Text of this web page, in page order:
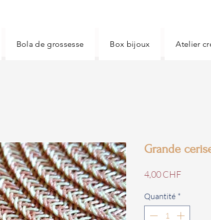
Bola de grossesse Box bijoux Atelier
Grande
4,00 CHFPrix
Quantité *